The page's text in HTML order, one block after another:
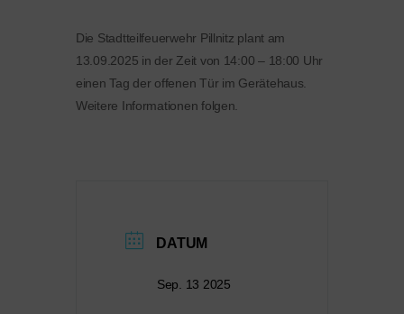
Die Stadtteilfeuerwehr Pillnitz plant am
13.09.2025 in der Zeit von 14:00 – 18:00 Uhr
einen Tag der offenen Tür im Gerätehaus.
Weitere Informationen folgen.
DATUM
Sep. 13 2025